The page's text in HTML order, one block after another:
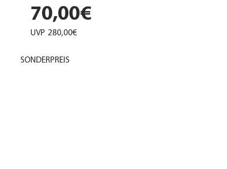
70,00€
UVP 280,00€
SONDERPREIS